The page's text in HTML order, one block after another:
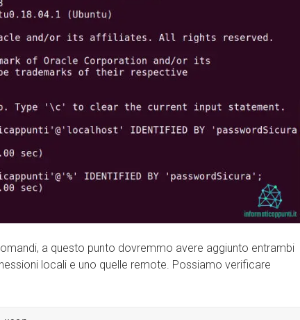
a questo punto dovremmo avere aggiunto entrambi
locali e uno quelle remote. Possiamo verificare